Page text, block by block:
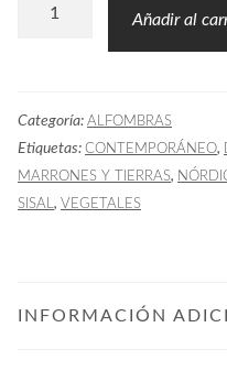
Alfombra
MARRÓN
cantidad
Añadir al
Categoría: ALFOMBRAS
Etiquetas: CONTEMPORÁNEO,
MARRONES Y TIERRAS,
SISAL , VEGETALES
INFORMACIÓN